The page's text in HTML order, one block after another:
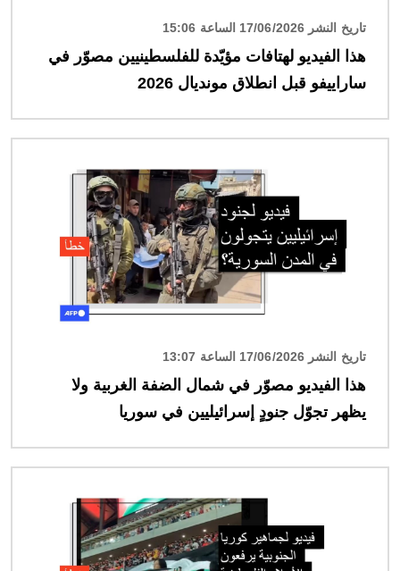
تاريخ النشر 17/06/2026 الساعة 15:06
هذا الفيديو لهتافات مؤيّدة للفلسطينيين مصوّر في
ساراييفو قبل انطلاق مونديال 2026
تاريخ النشر 17/06/2026 الساعة 13:07
هذا الفيديو مصوّر في شمال الضفة الغربية ولا
يظهر تجوّل جنودٍ إسرائيليين في سوريا